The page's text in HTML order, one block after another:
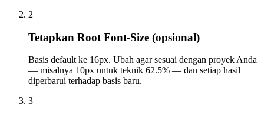
2
Tetapkan Root Font-Size (opsional)
Basis default ke 16px. Ubah agar sesuai dengan proyek Anda
— misalnya 10px untuk teknik 62.5% — dan setiap hasil
diperbarui terhadap basis baru.
3